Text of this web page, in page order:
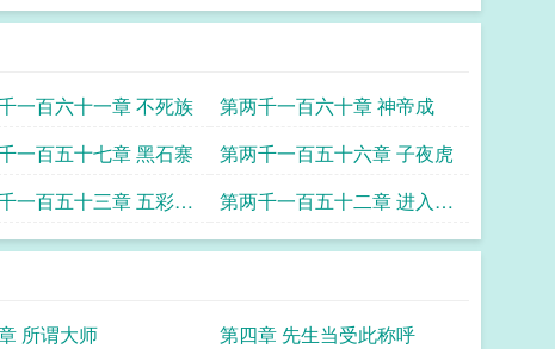
一百六十一章 不死族
第两千一百六十章 神帝成
一百五十七章 黑石寨
第两千一百五十六章 子夜虎
一百五十三章 五彩神
第两千一百五十二章 进入帝
界
所谓大师
第四章 先生当受此称呼